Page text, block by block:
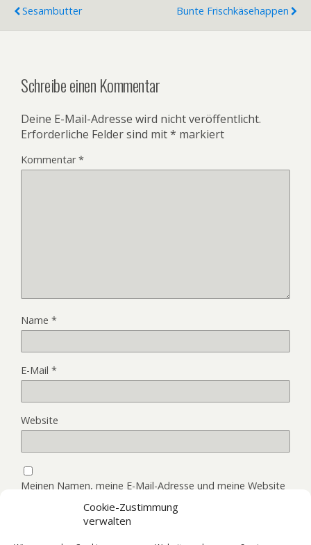
Cookie-Zustimmung
verwalten
Sesambutter
Bunte Frischkäsehappen
Schreibe einen Kommentar
Deine E-Mail-Adresse wird nicht veröffentlicht.
Erforderliche Felder sind mit* markiert
Kommentar*
Name *
E-Mail *
Website
Meinen Namen, meine E-Mail-Adresse und meine Website